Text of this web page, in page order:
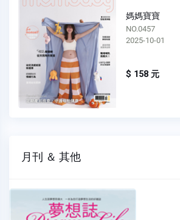
媽媽寶寶
NO.0456
2025-08-01
$ 158 元
月刊 ＆ 其他